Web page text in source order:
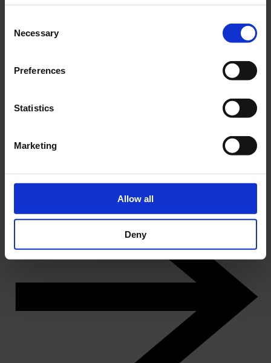
Selection
Necessary
Preferences
Statistics
Marketing
Allow all
Deny
DK